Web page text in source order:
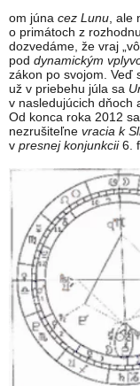
om júna cez Lunu ,
o primátoch z
dozvedáme, že vraj
pod dynamickým
zákon po svojom. Veď
už v priebehu júla sa
v nasledujúcich dňoch
Od konca roka 2012 sa
nezrušiteľne vracia k
v presnej konjunkcii6.